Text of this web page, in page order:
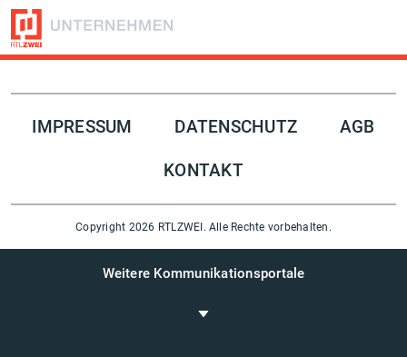
IMPRESSUM DATENSCHUTZ AGB
KONTAKT
Folge uns auf
Copyright 2026 RTLZWEI. Alle Rechte vorbehalten.
Weitere Kommunikationsportale